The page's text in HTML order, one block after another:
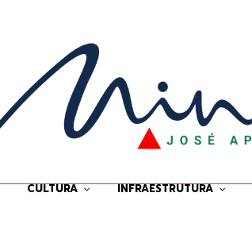
CULTURA INFRAESTRUTURA